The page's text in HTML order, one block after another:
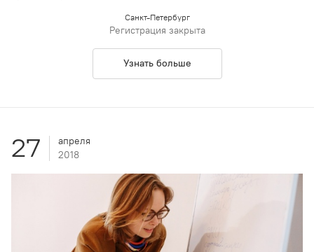
Санкт-Петербург
Регистрация закрыта
Узнать больше
27
апреля
2018